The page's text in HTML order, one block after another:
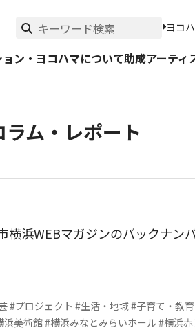
ヨコ
ン・ヨコハマについて助成アーティ
ム・レポート
横浜WEBマガジンのバックナン
#プロジェクト #生活・地域#子育て・教育
浜美術館#横浜みなとみらいホール#横浜